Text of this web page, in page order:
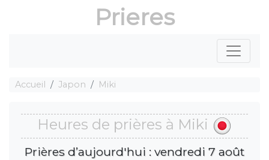
Prieres
Accueil Japon Miki
Heures de prières à Miki
Prières d’aujourd'hui : vendredi 7 août